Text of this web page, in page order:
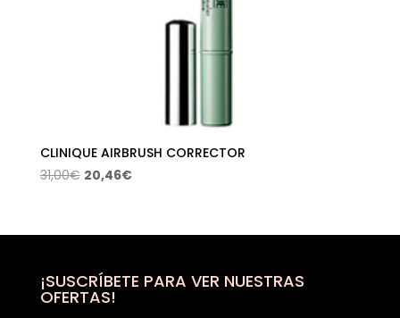
CLINIQUE AIRBRUSH CORRECTOR
31,00€ El
era:
20,46€El
es:
¡SUSCRÍBETE PARA VER NUESTRAS
OFERTAS!